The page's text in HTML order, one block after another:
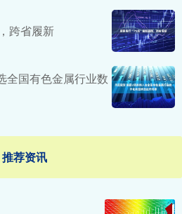
跨省履新
全国有色金属行业数
推荐资讯